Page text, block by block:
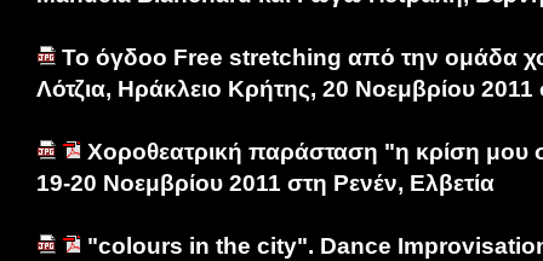
Το όγδοο Free stretching από την ομάδα
Λότζια, Ηράκλειο Κρήτης, 20 Νοεμβρίου 2011
Χοροθεατρική παράσταση "η κρίση μου
19-20 Νοεμβρίου 2011 στη Ρενέν, Ελβετία
"colours in the city". Dance